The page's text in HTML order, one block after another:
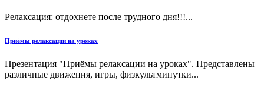
Релаксация: отдохнете после трудного дня!!!...
Приёмы релаксации на уроках
Презентация "Приёмы релаксации на уроках". Представлены
различные движения, игры, физкультминутки...